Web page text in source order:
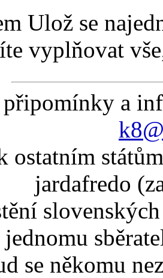
Ulož se
vyplňovat
a
ostatním
jardafredo
jednomu
se někomu